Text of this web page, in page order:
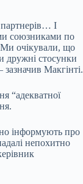
І
союзниками по
очікували, що
дружні стосунки
Макгінті.
“адекватної
інформують про
непохитно